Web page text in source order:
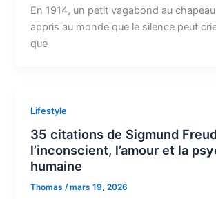
En 1914, un petit vagabond au
appris au monde que le silence peut
que
Lifestyle
35 citations de Sigmund
l’inconscient, l’amour et la
humaine
Thomas/mars 19, 2026